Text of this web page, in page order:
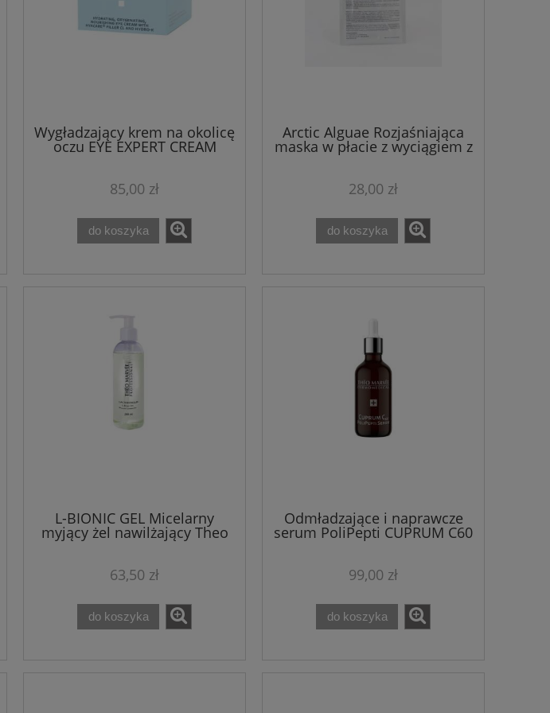
Wygładzający krem na okolicę
oczu EYE EXPERT CREAM
85,00 zł
do koszyka
Arctic Alguae Rozjaśniająca
maska w płacie z wyciągiem z
alg Theo Marvee
28,00 zł
do koszyka
L-BIONIC GEL Micelarny
myjący żel nawilżający Theo
Marvee LACTOBIONIQUE 200
63,50 zł
do koszyka
Odmładzające i naprawcze
serum PoliPepti CUPRUM C60
15 ml Theo Marvee
99,00 zł
do koszyka